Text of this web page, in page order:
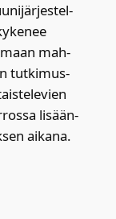
mah­
tut­ki­mus­
lisään­
aika­na.